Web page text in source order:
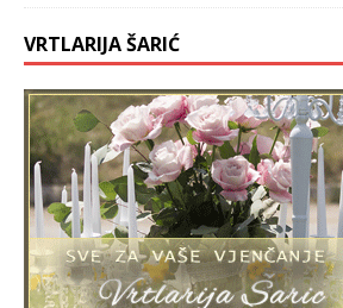
VRTLARIJA ŠARIĆ